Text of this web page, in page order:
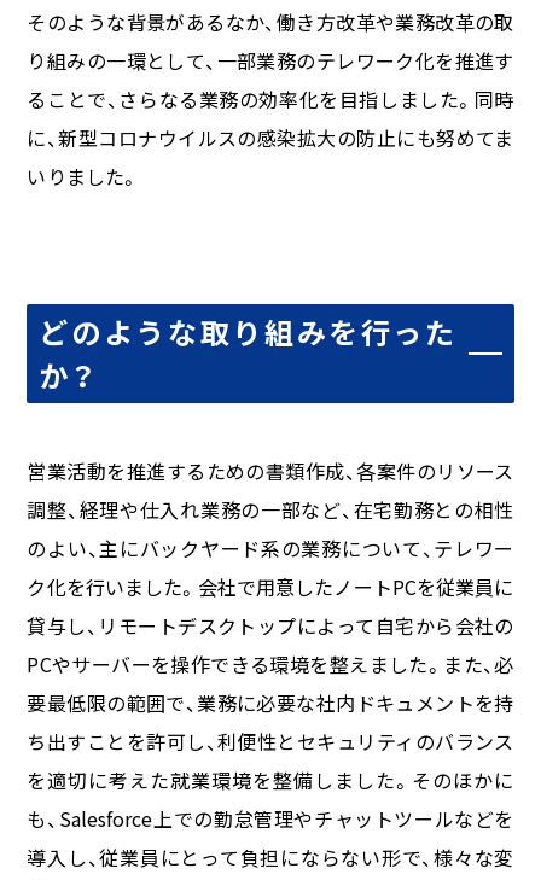
そのような背景があるなか、働き方改革や業務改革の取
り組みの一環として、一部業務のテレワーク化を推進す
ることで、さらなる業務の効率化を目指しました。同時
に、新型コロナウイルスの感染拡大の防止にも努めてま
いりました。
どのような取り組みを行った
か？
営業活動を推進するための書類作成、各案件のリソース
調整、経理や仕入れ業務の一部など、在宅勤務との相性
のよい、主にバックヤード系の業務について、テレワー
ク化を行いました。会社で用意したノートPCを従業員に
貸与し、リモートデスクトップによって自宅から会社の
PCやサーバーを操作できる環境を整えました。また、必
要最低限の範囲で、業務に必要な社内ドキュメントを持
ち出すことを許可し、利便性とセキュリティのバランス
を適切に考えた就業環境を整備しました。そのほかに
も、Salesforce上での勤怠管理やチャットツールなどを
導入し、従業員にとって負担にならない形で、様々な変